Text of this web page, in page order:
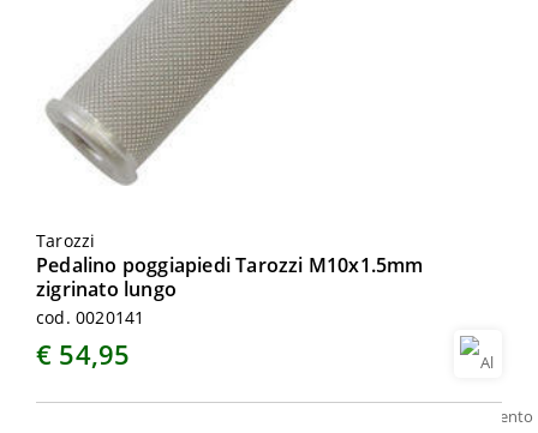
Tarozzi
Pedalino poggiapiedi Tarozzi M10x1.5mm
zigrinato lungo
cod. 0020141
€ 54,95